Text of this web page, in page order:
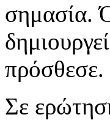
σημασία.
πρόσθεσε.
Σε